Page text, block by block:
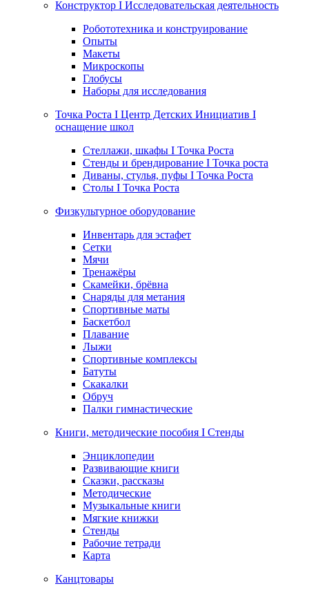
Конструктор I Исследовательская деятельность
Робототехника и конструирование
Опыты
Макеты
Микроскопы
Глобусы
Наборы для исследования
Точка Роста I Центр Детских Инициатив I
оснащение школ
Стеллажи, шкафы I Точка Роста
Стенды и брендирование I Точка роста
Диваны, стулья, пуфы I Точка Роста
Столы I Точка Роста
Физкультурное оборудование
Инвентарь для эстафет
Сетки
Мячи
Тренажёры
Скамейки, брёвна
Снаряды для метания
Спортивные маты
Баскетбол
Плавание
Лыжи
Спортивные комплексы
Батуты
Скакалки
Обруч
Палки гимнастические
Книги, методические пособия I Стенды
Энциклопедии
Развивающие книги
Сказки, рассказы
Методические
Музыкальные книги
Мягкие книжки
Стенды
Рабочие тетради
Карта
Канцтовары